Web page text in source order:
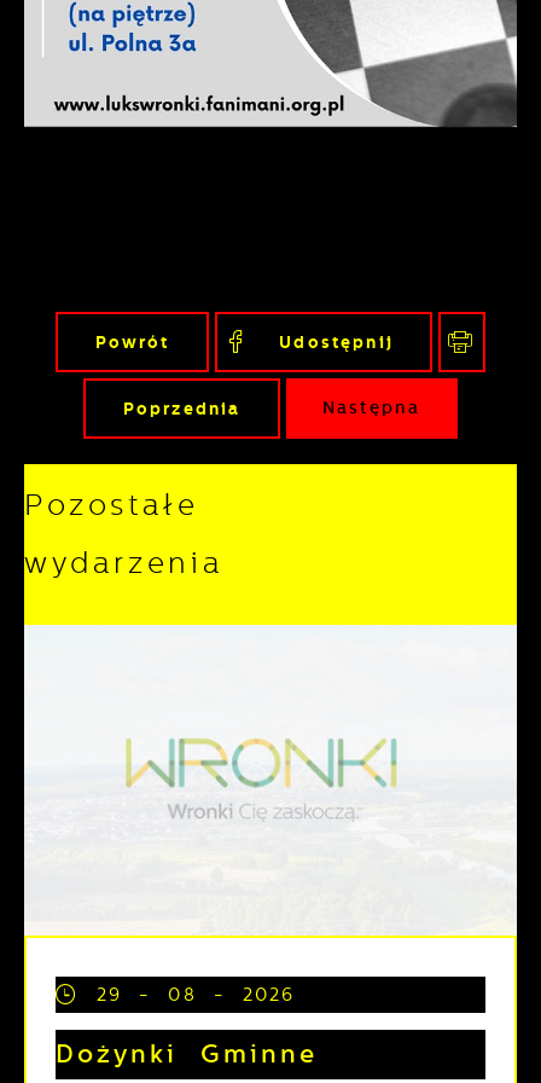
Powrót Udostępnij
Poprzednia Następna
Pozostałe
wydarzenia
29 - 08 - 2026
Dożynki Gminne
gwarantuje dostępność wszystkich
funkcjonalności.
podstawie analizy Twoich upodobań oraz
Twoich zwyczajów dotyczących
przeglądanej witryny internetowej. Treści
promocyjne mogą pojawić się na stronach